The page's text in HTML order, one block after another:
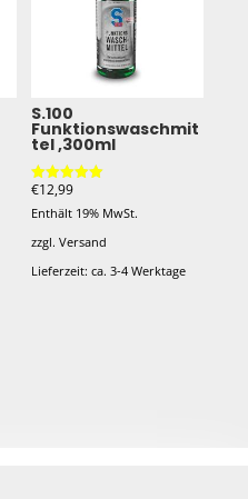
Varianten
können
auf
der
Produktseite
gewählt
werden
S.100
Funktionswaschmit
tel ,300ml
Bewertet mit
von 5
€12,99
Enthält 19% MwSt.
zzgl. Versand
Lieferzeit: ca. 3-4 Werktage